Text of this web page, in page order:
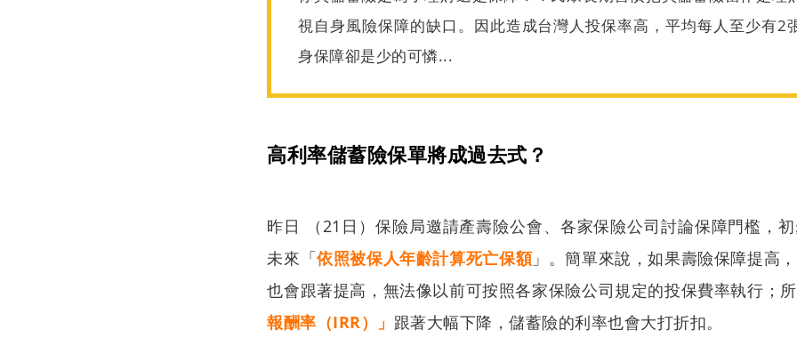
視自身風險保障的缺口。因此造成台灣人投保率高，平均每人至少有2
身保障卻是少的可憐...
高利率儲蓄險保單將成過去式？
昨日 （21日）保險局邀請產壽險公會、各家保險公司討論保障門檻，
未來「依照被保人年齡計算死亡保額」。簡單來說，如果壽險保障提高
也會跟著提高，無法像以前可按照各家保險公司規定的投保費率執行；
報酬率（IRR）」 跟著大幅下降，儲蓄險的利率也會大打折扣。